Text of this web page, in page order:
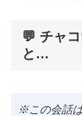
💬 チャ
と…
※この会話